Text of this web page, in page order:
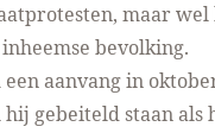
maar wel
bevolking.
aanvang in
hij gebeiteld staan als